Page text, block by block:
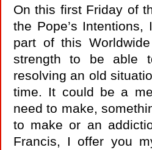
On this first Friday of
the Pope’s
part of this
strength to be able
resolving an old
time. It could be a
need to make,
to make or an
Francis, I offer you